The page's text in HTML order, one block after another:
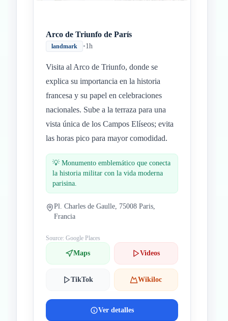
Arco de Triunfo de París
landmark •1h
Visita al Arco de Triunfo, donde se
explica su importancia en la historia
francesa y su papel en celebraciones
nacionales. Sube a la terraza para una
vista única de los Campos Elíseos; evita
las horas pico para mayor comodidad.
💡 Monumento emblemático que conecta
la historia militar con la vida moderna
parisina.
Pl. Charles de Gaulle, 75008 Paris,
Francia
Source: Google Places
Maps Videos
TikTok Wikiloc
Ver detalles